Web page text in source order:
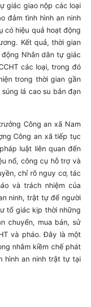
giác giao nộp các loại
đảm tình hình an ninh
có hiệu quả hoạt động
Kết quả, thời gian
Nhân dân tự giác
các loại, trong đó
trong thời gian gần
lá cao su bắn đạn
Công an xã Nam
Công an xã tiếp tục
luật liên quan đến
nổ, công cụ hỗ trợ và
chỉ rõ nguy cơ, tác
và trách nhiệm của
ninh, trật tự để người
tố giác kịp thời những
chuyển, mua bán, sử
và pháo. Đây là một
nhằm kiềm chế phát
hình an ninh trật tự tại